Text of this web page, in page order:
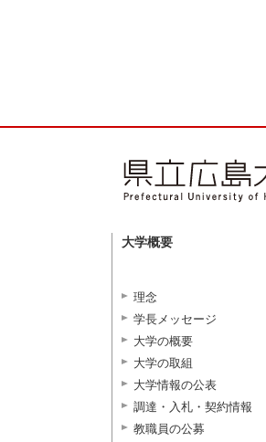
大学概要
理念
学長メッセージ
大学の概要
大学の取組
大学情報の公表
調達・入札・契約情報
教職員の公募